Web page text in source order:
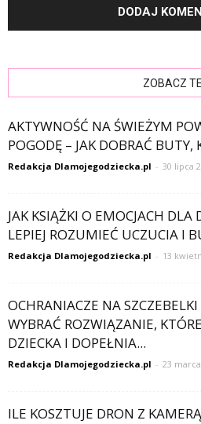
ZOBACZ
AKTYWNOŚĆ NA ŚWIEŻYM
POGODĘ – JAK DOBRAĆ BUTY,
Redakcja Dlamojegodziecka.pl - 30 lipca
JAK KSIĄŻKI O EMOCJACH DLA
LEPIEJ ROZUMIEĆ UCZUCIA I
Redakcja Dlamojegodziecka.pl - 13
OCHRANIACZE NA
WYBRAĆ ROZWIĄZANIE,
DZIECKA I DOPEŁNIA...
Redakcja Dlamojegodziecka.pl - 23
ILE KOSZTUJE DRON Z